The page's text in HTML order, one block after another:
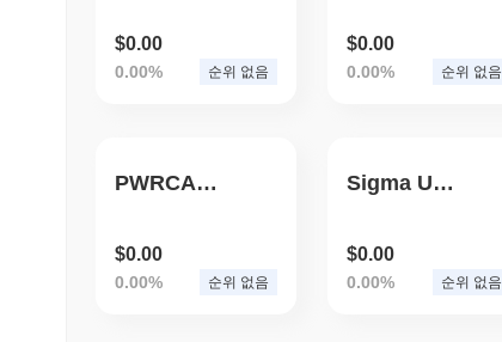
$0.00
0.00% 순위 없음
$0.00
0.00% 순위 없음
PWRCASH
$0.00
0.00% 순위 없음
Sigma University
$0.00
0.00% 순위 없음